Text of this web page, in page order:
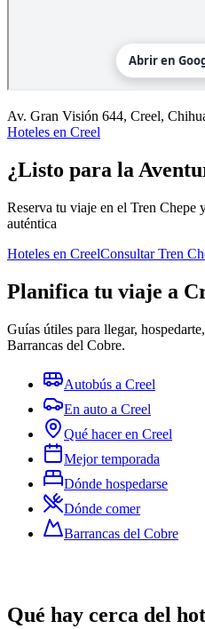
Av. Gran Visión 644, Creel,
Hoteles en Creel
¿Listo para la
Reserva tu viaje en el Tren Chepe
auténtica
Hoteles en CreelConsultar Tren
Planifica tu viaje a
Guías útiles para llegar,
Barrancas del Cobre.
Autobús a Creel
En auto a Creel
Qué hacer en Creel
Mejor temporada
Dónde hospedarse
Dónde comer
Barrancas del Cobre
Qué hay cerca del